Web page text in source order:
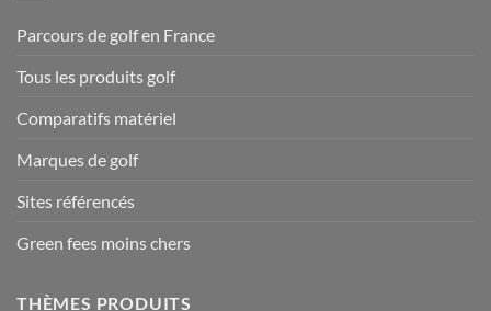
Parcours de golf en France
Tous les produits golf
Comparatifs matériel
Marques de golf
Sites référencés
Green fees moins chers
THÈMES PRODUITS